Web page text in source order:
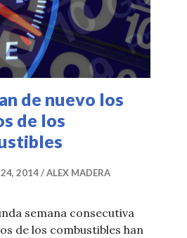
de nuevo los
de los
2014 ALEX MADERA
semana consecutiva
de los combustibles han